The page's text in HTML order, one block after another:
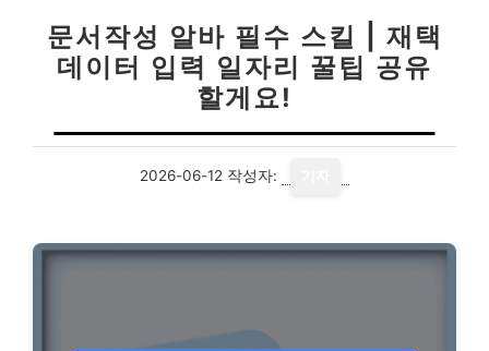
문서작성 알바 필수 스킬 | 재택
데이터 입력 일자리 꿀팁 공유
할게요!
2026-06-12 작성자: